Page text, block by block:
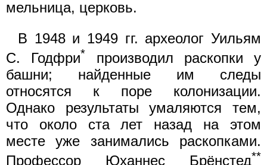
мельница, церковь.
В 1948 и 1949 гг. археолог Уильям
С. Годфри*
производил раскопки у
башни; найденные им следы
относятся к поре колонизации.
Однако результаты умаляются тем,
что около ста лет назад на этом
месте уже занимались раскопками.
Профессор Юханнес Брёнстед**